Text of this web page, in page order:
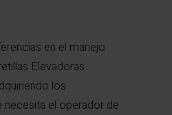
en el manejo
Elevadoras
los
el operador de